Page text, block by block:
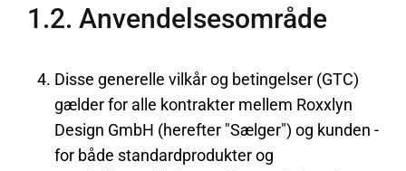
1.2. Anvendelsesområde
Disse generelle vilkår og betingelser (GTC)
gælder for alle kontrakter mellem Roxxlyn
Design GmbH (herefter "Sælger") og kunden -
for både standardprodukter og